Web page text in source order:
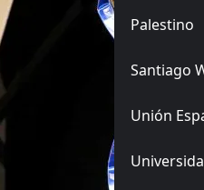
Palestino
Santiago
Unión